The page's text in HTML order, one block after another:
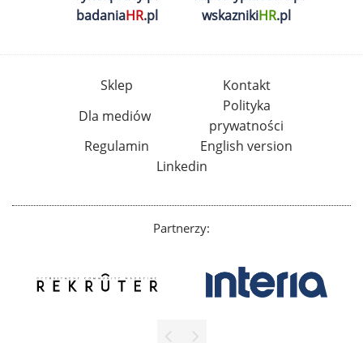
badaniaHR.pl wskaznikiHR.pl
Sklep
Kontakt
Dla mediów
Polityka
prywatności
Regulamin
English version
Linkedin
Partnerzy: